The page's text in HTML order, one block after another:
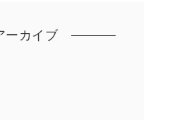
ーカイブ